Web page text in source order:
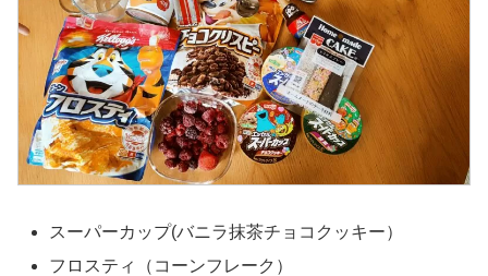
スーパーカップ(バニラ抹茶チョコクッキー）
フロスティ（コーンフレーク）